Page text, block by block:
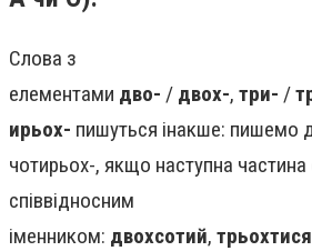
Слова з
елементами дво- / двох-, три- /
ирьох- пишуться інакше: пишемо
чотирьох-, якщо наступна частина
співвідносним
іменником: двохсотий,